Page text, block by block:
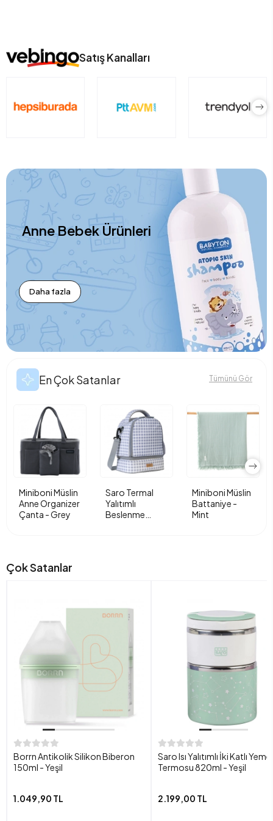
Satış Kanalları
Anne Bebek Ürünleri
Daha fazla
En Çok Satanlar Tümünü Gör
Miniboni Müslin
Anne Organizer
Çanta - Grey
Saro Termal
Yalıtımlı
Beslenme
Miniboni Müslin
Battaniye -
Mint
Çok Satanlar
Borrn Antikolik Silikon Biberon
150ml - Yeşil
1.049,90 TL
Saro Isı Yalıtımlı İki Katlı
Termosu 820ml - Yeşil
2.199,00 TL